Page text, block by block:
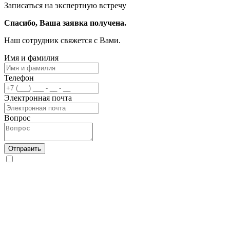
Записаться на экспертную встречу
Спасибо, Ваша заявка получена.
Наш сотрудник свяжется с Вами.
Имя и фамилия
Телефон
Электронная почта
Вопрос
Отправить